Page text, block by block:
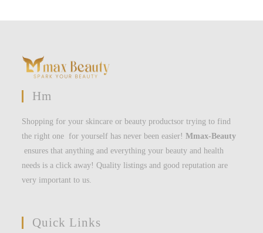
Hm
Shopping for your skincare or beauty productsor trying to find
the right one for yourself has never been easier!Mmax-Beauty
ensures that anything and everything your beauty and health
needs is a click away! Quality listings and good reputation are
very important to us.
Quick Links